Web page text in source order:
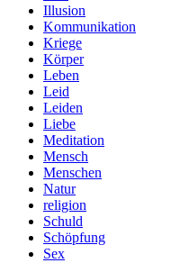
Illusion
Kommunikation
Kriege
Körper
Leben
Leid
Leiden
Liebe
Meditation
Mensch
Menschen
Natur
religion
Schuld
Schöpfung
Sex